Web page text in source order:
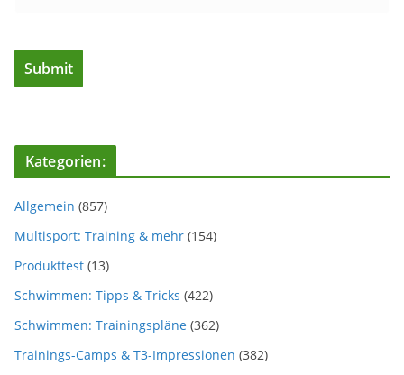
Kategorien:
Allgemein (857)
Multisport: Training & mehr (154)
Produkttest (13)
Schwimmen: Tipps & Tricks (422)
Schwimmen: Trainingspläne (362)
Trainings-Camps & T3-Impressionen (382)